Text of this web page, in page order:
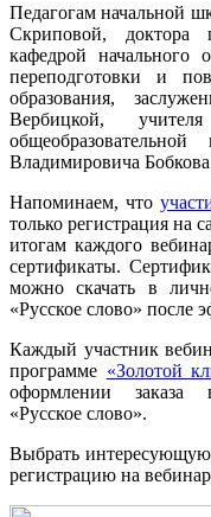
Педагогам начальной
Скриповой, доктора
кафедрой начального
переподготовки и
образования,
Вербицкой,
Владимировича
Напоминаем, что
только регистрация на
итогам каждого
сертификаты.
можно скачать в
«Русское слово» после
Каждый участник
программе «Золотой
оформлении
«Русское слово».
Выбрать
регистрацию на вебинар